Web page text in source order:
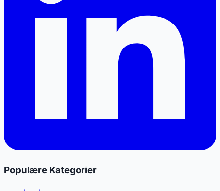
Populære Kategorier